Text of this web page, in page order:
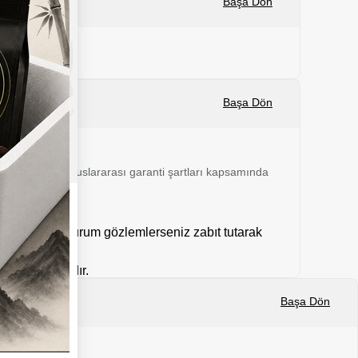
Başa Dön
ay boyunca uluslararası garanti şartları kapsamında
dışı bir durum gözlemlerseniz zabıt tutarak
Başa Dön